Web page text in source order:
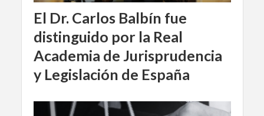
El Dr. Carlos Balbín fue
distinguido por la Real
Academia de Jurisprudencia
y Legislación de España